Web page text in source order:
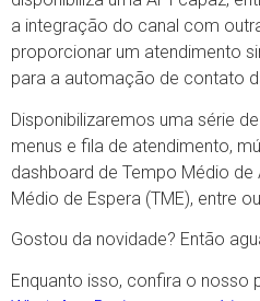
a integração do canal com
proporcionar um atendimento
para a automação de contato
Disponibilizaremos uma série
menus e fila de atendimento,
dashboard de Tempo Médio de
Médio de Espera (TME), entre
Gostou da novidade? Então
Enquanto isso, confira o nosso